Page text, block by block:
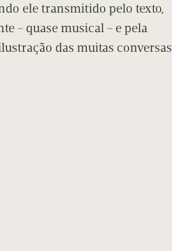
ele transmitido pelo texto,
– quase musical – e pela
das muitas conversas